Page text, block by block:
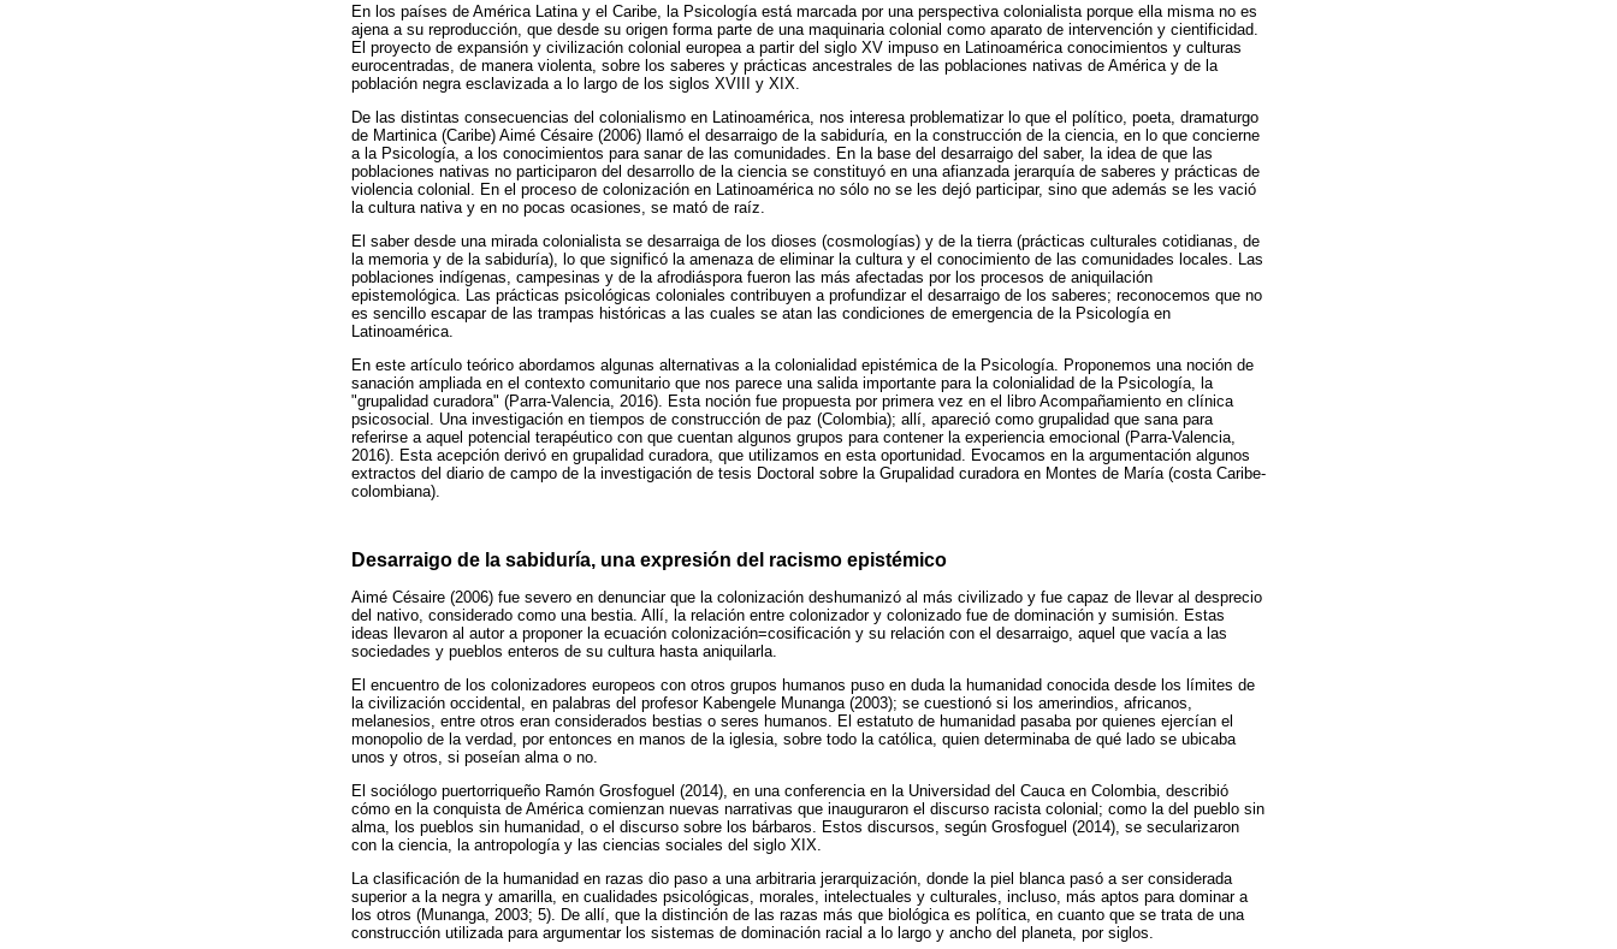
En los países de América Latina y el Caribe, la Psicología está marcada por una perspectiva colonialista porque ella misma no es
ajena a su reproducción, que desde su origen forma parte de una maquinaria colonial como aparato de intervención y cientificidad.
El proyecto de expansión y civilización colonial europea a partir del siglo XV impuso en Latinoamérica conocimientos y culturas
eurocentradas, de manera violenta, sobre los saberes y prácticas ancestrales de las poblaciones nativas de América y de la
población negra esclavizada a lo largo de los siglos XVIII y XIX.
De las distintas consecuencias del colonialismo en Latinoamérica, nos interesa problematizar lo que el político, poeta, dramaturgo
de Martinica (Caribe) Aimé Césaire (2006) llamó el desarraigo de la sabiduría en la construcción de la ciencia, en lo que concierne
a la Psicología, a los conocimientos para sanar de las comunidades. En la base del desarraigo del saber, la idea de que las
poblaciones nativas no participaron del desarrollo de la ciencia se constituyó en una afianzada jerarquía de saberes y prácticas de
violencia colonial. En el proceso de colonización en Latinoamérica no sólo no se les dejó participar, sino que además se les vació
la cultura nativa y en no pocas ocasiones, se mató de raíz.
El saber desde una mirada colonialista se desarraiga de los dioses (cosmologías) y de la tierra (prácticas culturales cotidianas, de
la memoria y de la sabiduría), lo que significó la amenaza de eliminar la cultura y el conocimiento de las comunidades locales. Las
poblaciones indígenas, campesinas y de la afrodiáspora fueron las más afectadas por los procesos de aniquilación
epistemológica. Las prácticas psicológicas coloniales contribuyen a profundizar el desarraigo de los saberes; reconocemos que no
es sencillo escapar de las trampas históricas a las cuales se atan las condiciones de emergencia de la Psicología en
Latinoamérica.
En este artículo teórico abordamos algunas alternativas a la colonialidad epistémica de la Psicología. Proponemos una noción de
sanación ampliada en el contexto comunitario que nos parece una salida importante para la colonialidad de la Psicología, la
"grupalidad curadora" (Parra-Valencia, 2016). Esta noción fue propuesta por primera vez en el libro Acompañamiento en clínica
psicosocial. Una investigación en tiempos de construcción de paz (Colombia); allí, apareció como grupalidad que sana para
referirse a aquel potencial terapéutico con que cuentan algunos grupos para contener la experiencia emocional (Parra-Valencia,
2016). Esta acepción derivó en grupalidad curadora, que utilizamos en esta oportunidad. Evocamos en la argumentación algunos
extractos del diario de campo de la investigación de tesis Doctoral sobre la Grupalidad curadora en Montes de María (costa Caribe-
colombiana).
Desarraigo de la sabiduría, una expresión del racismo epistémico
Aimé Césaire (2006) fue severo en denunciar que la colonización deshumanizó al más civilizado y fue capaz de llevar al desprecio
del nativo, considerado como una bestia. Allí, la relación entre colonizador y colonizado fue de dominación y sumisión. Estas
ideas llevaron al autor a proponer la ecuación colonización=cosificación y su relación con el desarraigo, aquel que vacía a las
sociedades y pueblos enteros de su cultura hasta aniquilarla.
El encuentro de los colonizadores europeos con otros grupos humanos puso en duda la humanidad conocida desde los límites de
la civilización occidental, en palabras del profesor Kabengele Munanga (2003); se cuestionó si los amerindios, africanos,
melanesios, entre otros eran considerados bestias o seres humanos. El estatuto de humanidad pasaba por quienes ejercían el
monopolio de la verdad, por entonces en manos de la iglesia, sobre todo la católica, quien determinaba de qué lado se ubicaba
unos y otros, si poseían alma o no.
El sociólogo puertorriqueño Ramón Grosfoguel (2014), en una conferencia en la Universidad del Cauca en Colombia, describió
cómo en la conquista de América comienzan nuevas narrativas que inauguraron el discurso racista colonial; como la del pueblo sin
alma, los pueblos sin humanidad, o el discurso sobre los bárbaros. Estos discursos, según Grosfoguel (2014), se secularizaron
con la ciencia, la antropología y las ciencias sociales del siglo XIX.
La clasificación de la humanidad en razas dio paso a una arbitraria jerarquización, donde la piel blanca pasó a ser considerada
superior a la negra y amarilla, en cualidades psicológicas, morales, intelectuales y culturales, incluso, más aptos para dominar a
los otros (Munanga, 2003; 5). De allí, que la distinción de las razas más que biológica es política, en cuanto que se trata de una
construcción utilizada para argumentar los sistemas de dominación racial a lo largo y ancho del planeta, por siglos.